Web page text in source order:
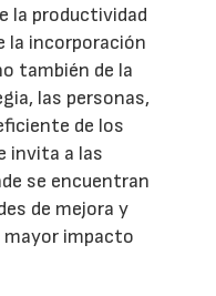
la productividad
la incorporación
también de la
las personas,
de los
invita a las
se encuentran
de mejora y
mayor impacto